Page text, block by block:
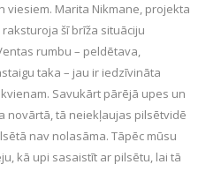
viesiem. Marita Nikmane, projekta
šī brīža situāciju
rumbu – peldētava,
taka – jau ir iedzīvināta
Savukārt pārējā upes un
novārtā, tā neiekļaujas pilsētvidē
nav nolasāma. Tāpēc mūsu
kā upi sasaistīt ar pilsētu, lai tā